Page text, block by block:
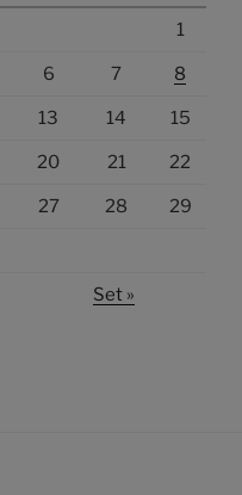
1
6 7 8
13 14 15
20 21 22
27 28 29
Set »